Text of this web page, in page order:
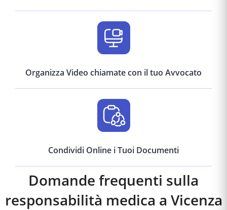
Organizza Video chiamate con il tuo Avvocato
Condividi Online i Tuoi Documenti
Domande frequenti sulla
responsabilità medica a Vicenza